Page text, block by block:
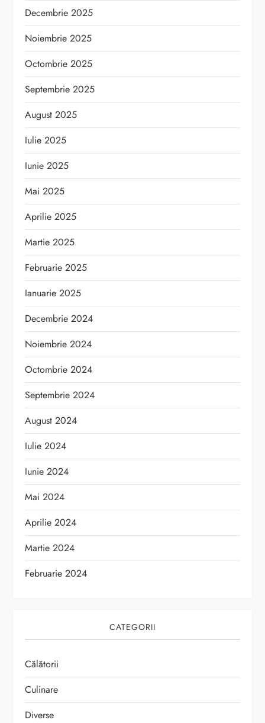
Decembrie 2025
Noiembrie 2025
Octombrie 2025
Septembrie 2025
August 2025
Iulie 2025
Iunie 2025
Mai 2025
Aprilie 2025
Martie 2025
Februarie 2025
Ianuarie 2025
Decembrie 2024
Noiembrie 2024
Octombrie 2024
Septembrie 2024
August 2024
Iulie 2024
Iunie 2024
Mai 2024
Aprilie 2024
Martie 2024
Februarie 2024
CATEGORII
Călătorii
Culinare
Diverse